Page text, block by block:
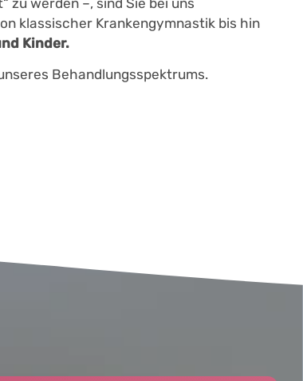
klassischer Krankengymnastik bis hin
Kinder.
Behandlungsspektrums.